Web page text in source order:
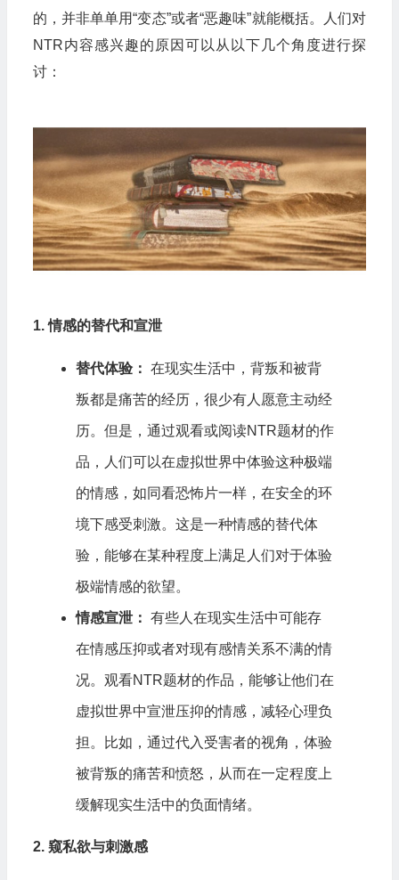
的，并非单单用“变态”或者“恶趣味”就能概括。人们对
NTR内容感兴趣的原因可以从以下几个角度进行探
讨：
1. 情感的替代和宣泄
替代体验： 在现实生活中，背叛和被背
叛都是痛苦的经历，很少有人愿意主动经
历。但是，通过观看或阅读NTR题材的作
品，人们可以在虚拟世界中体验这种极端
的情感，如同看恐怖片一样，在安全的环
境下感受刺激。这是一种情感的替代体
验，能够在某种程度上满足人们对于体验
极端情感的欲望。
情感宣泄： 有些人在现实生活中可能存
在情感压抑或者对现有感情关系不满的情
况。观看NTR题材的作品，能够让他们在
虚拟世界中宣泄压抑的情感，减轻心理负
担。比如，通过代入受害者的视角，体验
被背叛的痛苦和愤怒，从而在一定程度上
缓解现实生活中的负面情绪。
2. 窥私欲与刺激感